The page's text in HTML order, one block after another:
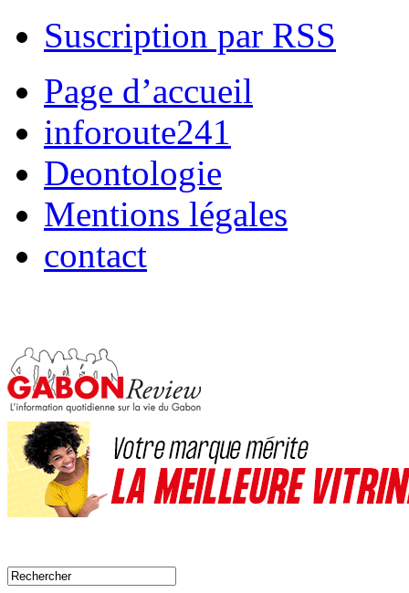
Suscription par RSS
Page d’accueil
inforoute241
Deontologie
Mentions légales
contact